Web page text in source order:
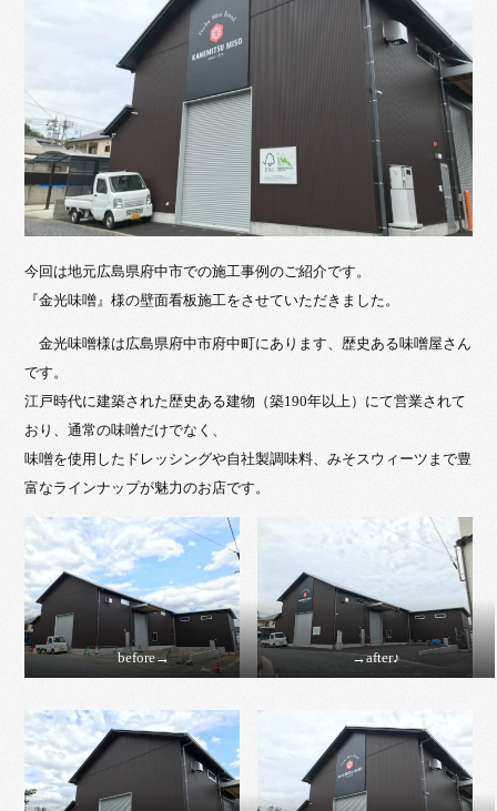
今回は地元広島県府中市での施工事例のご紹介です。
『金光味噌』様の壁面看板施工をさせていただきました。
金光味噌様は広島県府中市府中町にあります、歴史ある味噌屋さん
です。
江戸時代に建築された歴史ある建物（築190年以上）にて営業されて
おり、通常の味噌だけでなく、
味噌を使用したドレッシングや自社製調味料、みそスウィーツまで豊
富なラインナップが魅力のお店です。
before→ →after♪